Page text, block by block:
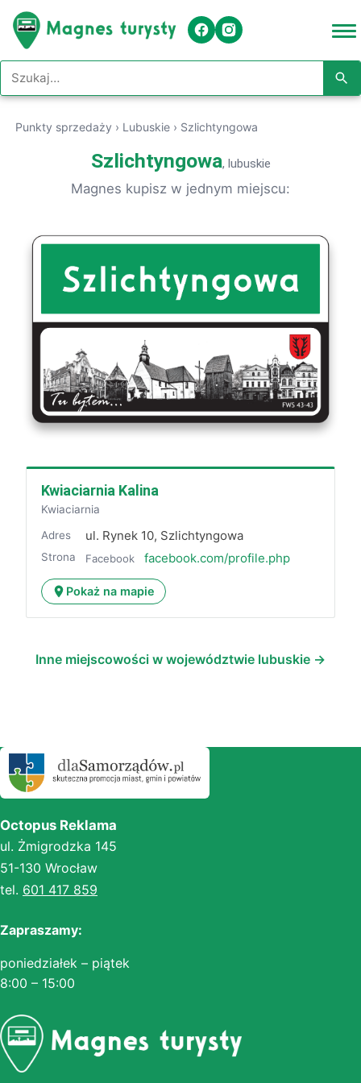
Szukaj w serwisie
Punkty sprzedaży › Lubuskie › Szlichtyngowa
Szlichtyngowa, lubuskie
Magnes kupisz w jednym miejscu:
Kwiaciarnia Kalina
Kwiaciarnia
Adres ul. Rynek 10, Szlichtyngowa
Strona Facebook facebook.com/profile.php
Pokaż na mapie
Inne miejscowości w województwie lubuskie →
Octopus Reklama
ul. Żmigrodzka 145
51-130 Wrocław
tel. 601 417 859
Zapraszamy:
poniedziałek – piątek
8:00 – 15:00